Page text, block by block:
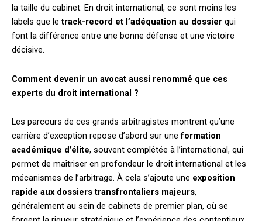
la taille du cabinet. En droit international, ce sont moins les
labels que letrack-record et l’adéquation au dossier qui
font la différence entre une bonne défense et une victoire
décisive.
Comment devenir un avocat aussi renommé que ces
experts du droit international ?
Les parcours de ces grands arbitragistes montrent qu’une
carrière d’exception repose d’abord sur uneformation
académique d’élite, souvent complétée à l’international, qui
permet de maîtriser en profondeur le droit international et les
mécanismes de l’arbitrage. À cela s’ajoute une exposition
rapide aux dossiers transfrontaliers majeurs,
généralement au sein de cabinets de premier plan, où se